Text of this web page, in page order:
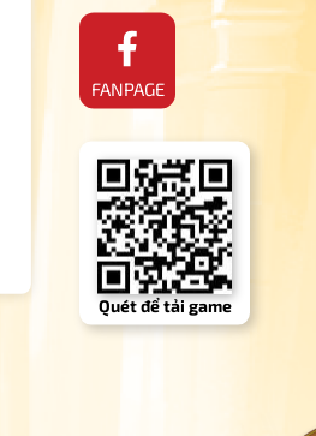
FANPAGE
Quét để tải game